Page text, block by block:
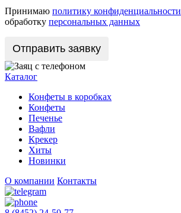
Принимаю политику конфиденциальности
обработку персональных данных
Каталог
Конфеты в коробках
Конфеты
Печенье
Вафли
Крекер
Хиты
Новинки
О компании Контакты